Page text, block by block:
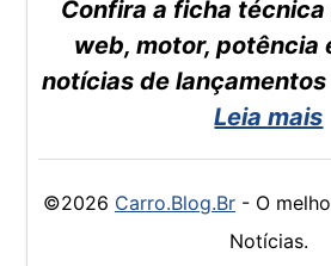
Confira a ficha técnica
web, motor, potência
notícias de lançamentos
Leia mais
©2026 Carro.Blog.Br- O
Notícias.